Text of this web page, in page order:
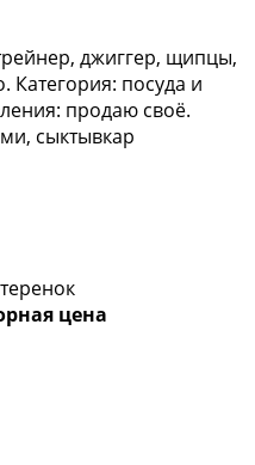
джиггер, щипцы,
Категория: посуда и
продаю своё.
сыктывкар
цена